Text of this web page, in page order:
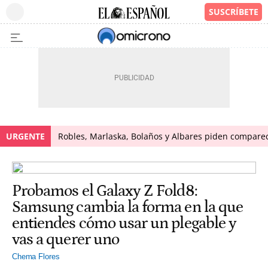
URGENTE Robles, Marlaska, Bolaños y Albares piden
Probamos el Galaxy Z Fold8:
Samsung cambia la forma en la que
entiendes cómo usar un plegable y
vas a querer uno
Chema Flores